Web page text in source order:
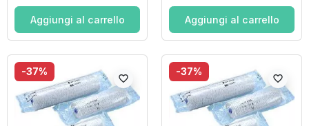
Aggiungi al carrello Aggiungi al carrello
-37%
favorite_border
-37%
favorite_border